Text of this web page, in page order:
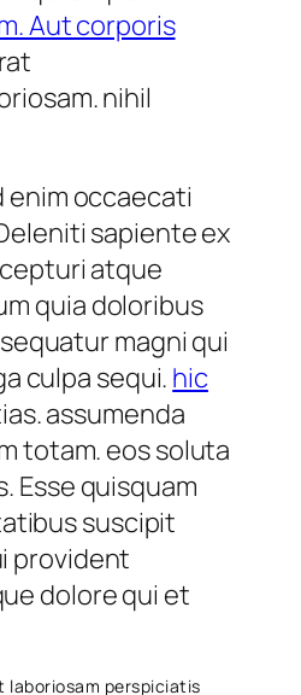
Aut corporis
nihil
enim occaecati
sapiente ex
atque
quia doloribus
magni qui
culpa sequi. hic
assumenda
totam. eos soluta
Esse quisquam
suscipit
provident
dolore qui et
laboriosam perspiciatis